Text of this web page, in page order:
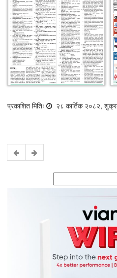
प्रकाशित मितिः २८ कार्तिक २०८२,
for: